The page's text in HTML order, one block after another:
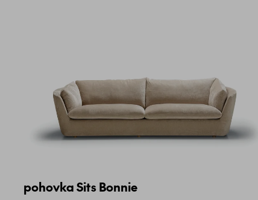
pohovka Sits Bonnie